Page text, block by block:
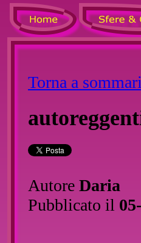
Torna a
Autore Daria
Pubblicato il